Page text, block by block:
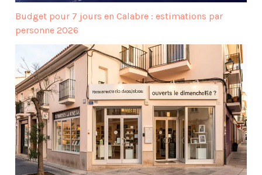
Budget pour 7 jours en Calabre : estimations par
personne 2026